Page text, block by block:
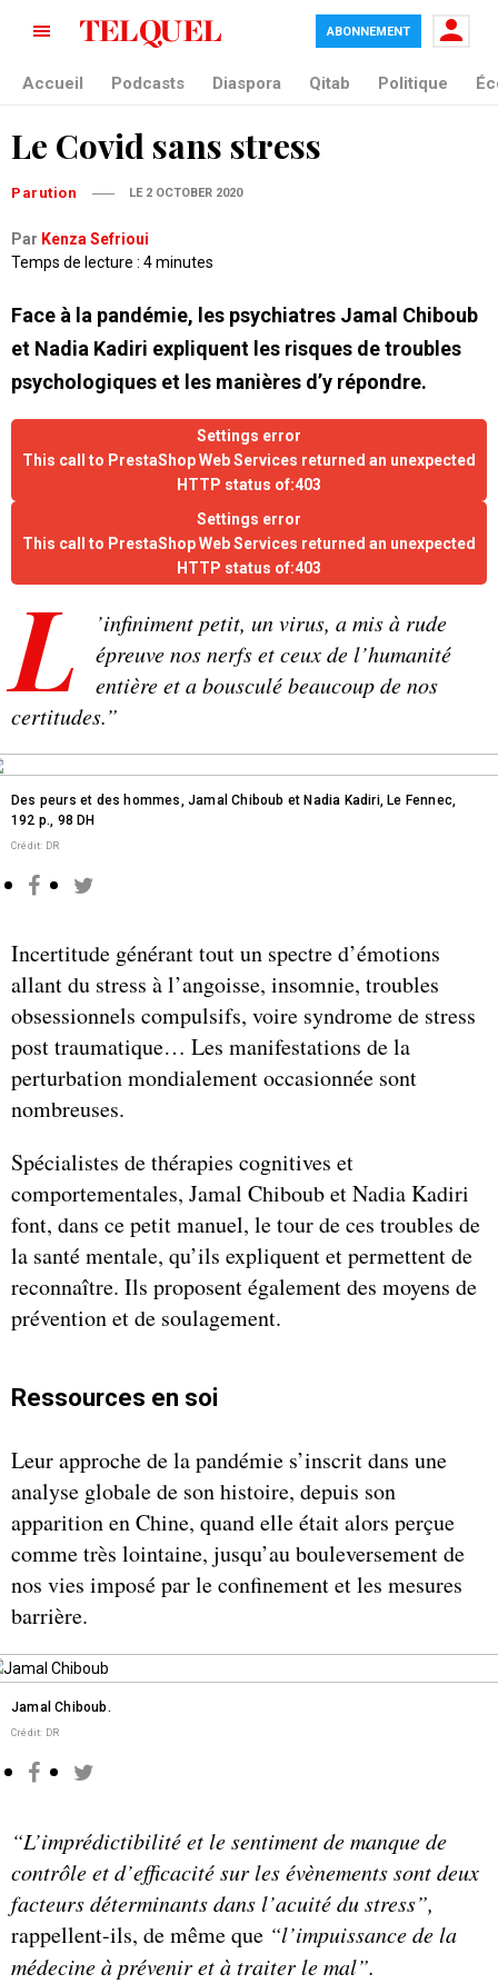
ABONNEMENT
Accueil Podcasts Diaspora Qitab Politique
Le Covid sans stress
Parution LE 2 OCTOBER 2020
Par Kenza Sefrioui
Temps de lecture : 4 minutes
Face à la pandémie, les psychiatres Jamal Chiboub
et Nadia Kadiri expliquent les risques de troubles
psychologiques et les manières d’y répondre.
Settings error
This call to PrestaShop Web Services returned an unexpected
HTTP status of:403
Settings error
This call to PrestaShop Web Services returned an unexpected
HTTP status of:403
L
’infiniment petit, un virus, a mis à rude
épreuve nos nerfs et ceux de l’humanité
entière et a bousculé beaucoup de nos
certitudes.”
Des peurs et des hommes, Jamal Chiboub et Nadia Kadiri, Le Fennec,
192 p., 98 DH
Crédit: DR
Incertitude générant tout un spectre d’émotions
allant du stress à l’angoisse, insomnie, troubles
obsessionnels compulsifs, voire syndrome de stress
post traumatique… Les manifestations de la
perturbation mondialement occasionnée sont
nombreuses.
Spécialistes de thérapies cognitives et
comportementales, Jamal Chiboub et Nadia Kadiri
font, dans ce petit manuel, le tour de ces troubles de
la santé mentale, qu’ils expliquent et permettent de
reconnaître. Ils proposent également des moyens de
prévention et de soulagement.
Ressources en soi
Leur approche de la pandémie s’inscrit dans une
analyse globale de son histoire, depuis son
apparition en Chine, quand elle était alors perçue
comme très lointaine, jusqu’au bouleversement de
nos vies imposé par le confinement et les mesures
barrière.
Jamal Chiboub.
Crédit: DR
“L’imprédictibilité et le sentiment de manque de
contrôle et d’efficacité sur les évènements sont deux
facteurs déterminants dans l’acuité du stress”,
rappellent-ils, de même que “l’impuissance de la
médecine à prévenir et à traiter le mal”.